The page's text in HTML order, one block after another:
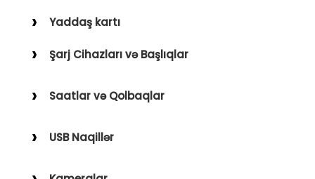
Qulaqüstü
Yaddaş kartı
Şarj Cihazları və Başlıqlar
Saatlar və Qolbaqlar
Saat Qolbaqları
USB Naqillər